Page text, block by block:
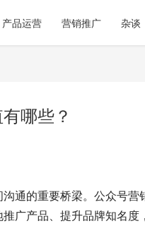
产品运营 营销推广 杂谈
哪些？
通的重要桥梁。公众号营
广产品、提升品牌知名度